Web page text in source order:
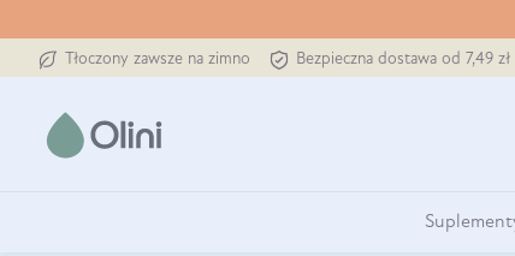
Tłoczony zawsze na zimno Bezpieczna dostawa od 7,49 zł